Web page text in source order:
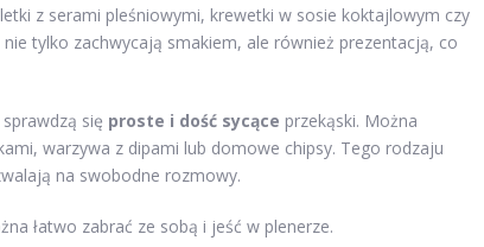
z serami pleśniowymi, krewetki w sosie koktajlowym czy
tylko zachwycają smakiem, ale również prezentacją, co
się proste i dość sycące przekąski. Można
warzywa z dipami lub domowe chipsy. Tego rodzaju
na swobodne rozmowy.
łatwo zabrać ze sobą i jeść w plenerze.